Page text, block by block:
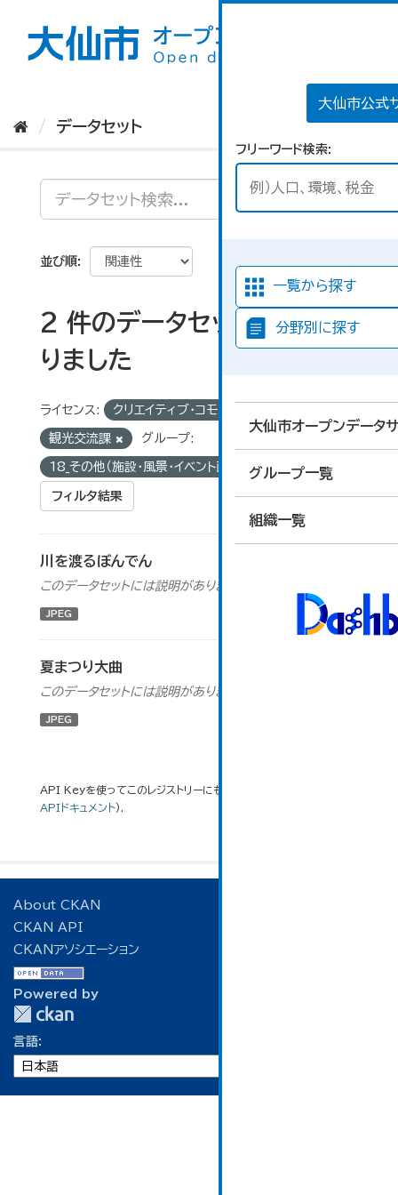
大仙市公式
フリーワード検索
一覧から探す
分野別に探す
大仙市オープンデータ
グループ一覧
組織一覧
データセット
並び順
2 件のデータセットが見つか
りました
ライセンス: クリエイティブ・コモンズ 表示
観光交流課 グループ:
18_その他（施設・風景・イベント画像）
フィルタ結果
川を渡るぼんでん
このデータセットには説明がありません
JPEG
夏まつり大曲
このデータセットには説明がありません
JPEG
API Keyを使ってこのレジストリーにもアクセス可能です
APIドキュメント).
About CKAN
CKAN API
CKANアソシエーション
Powered by
言語